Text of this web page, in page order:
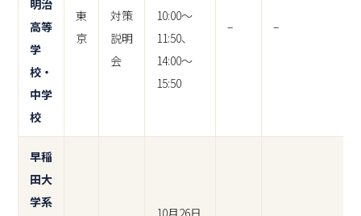
明治
高等
学
校・
中学
校
東
京
対策
説明
会
10:00～
11:50、
14:00～
15:50
– –
早稲
田大
学系
10月26日